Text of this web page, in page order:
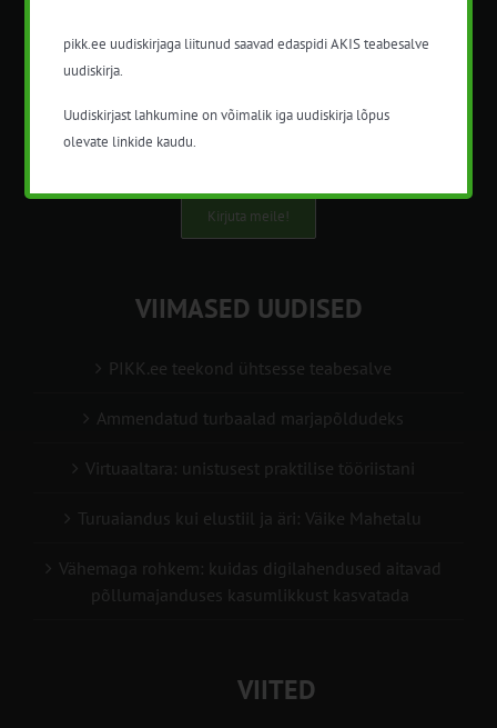
nõustamisteenuseid.
info@pikk.ee
Kirjuta meile!
VIIMASED UUDISED
PIKK.ee teekond ühtsesse teabesalve
Ammendatud turbaalad marjapõldudeks
Virtuaaltara: unistusest praktilise tööriistani
Turuaiandus kui elustiil ja äri: Väike Mahetalu
Vähemaga rohkem: kuidas digilahendused aitavad
põllumajanduses kasumlikkust kasvatada
VIITED
pikk.ee uudiskirjaga liitunud saavad edaspidi AKIS teabesalve
uudiskirja.
Uudiskirjast lahkumine on võimalik iga uudiskirja lõpus
olevate linkide kaudu.